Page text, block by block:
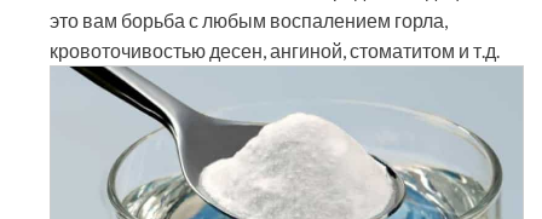
это вам борьба с любым воспалением горла,
кровоточивостью десен, ангиной, стоматитом и т.д.